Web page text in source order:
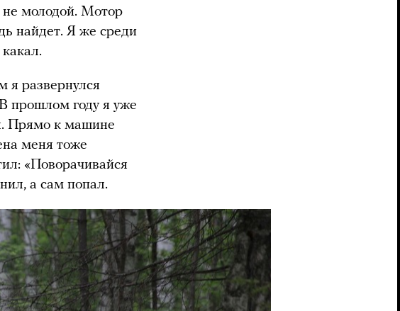
не молодой. Мотор
найдет. Я же среди
я развернулся
прошлом году я уже
Прямо к машине
меня тоже
«Поворачивайся
а сам попал.